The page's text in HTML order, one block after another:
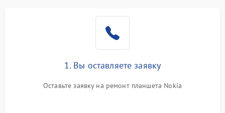
1. Вы оставляете заявку
Оставьте заявку на ремонт планшета Nokia